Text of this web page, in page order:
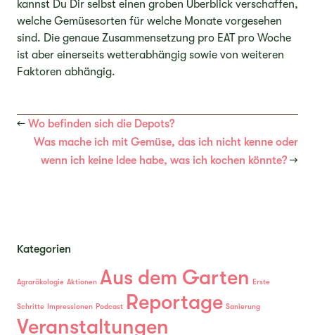
kannst Du Dir selbst einen groben Überblick verschaffen,
welche Gemüsesorten für welche Monate vorgesehen
sind. Die genaue Zusammensetzung pro EAT pro Woche
ist aber einerseits wetterabhängig sowie von weiteren
Faktoren abhängig.
← Wo befinden sich die Depots?
Was mache ich mit Gemüse, das ich nicht kenne oder
wenn ich keine Idee habe, was ich kochen könnte? →
Kategorien
Agrarökologie Aktionen Aus dem Garten Erste
Schritte Impressionen Podcast Reportage Sanierung
Veranstaltungen